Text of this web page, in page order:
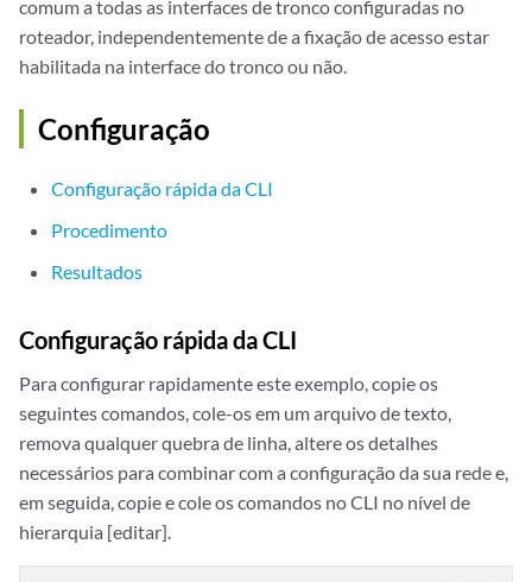
comum a todas as interfaces de tronco configuradas no
roteador, independentemente de a fixação de acesso estar
habilitada na interface do tronco ou não.
Configuração
Configuração rápida da CLI
Procedimento
Resultados
Configuração rápida da CLI
Para configurar rapidamente este exemplo, copie os
seguintes comandos, cole-os em um arquivo de texto,
remova qualquer quebra de linha, altere os detalhes
necessários para combinar com a configuração da sua rede e,
em seguida, copie e cole os comandos no CLI no nível de
hierarquia [editar].